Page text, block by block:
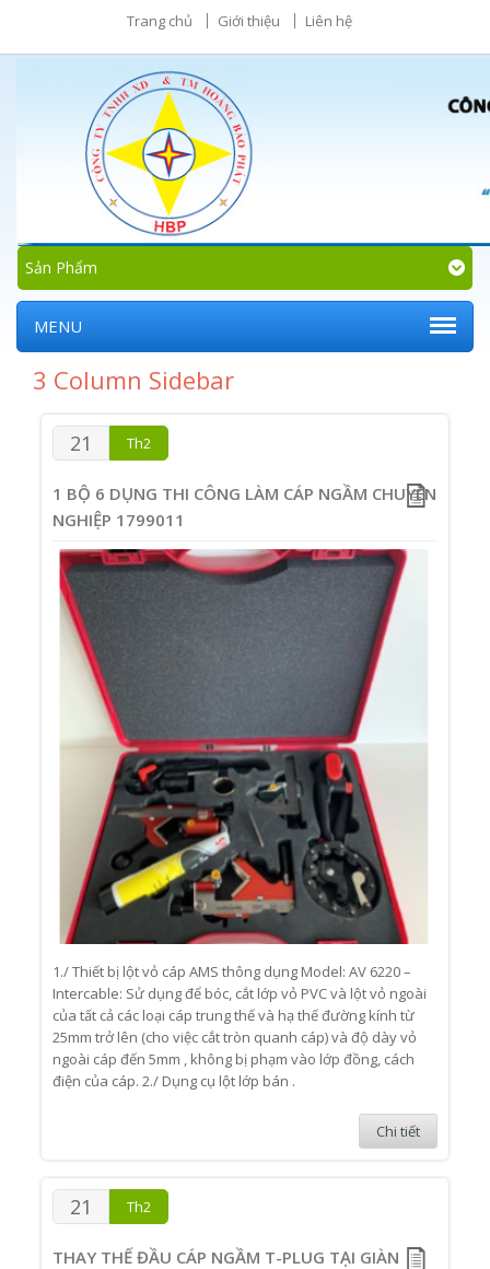
Trang chủ Giới thiệu Liên hệ
Sản Phẩm
MENU
3 Column Sidebar
21 Th2
1 BỘ 6 DỤNG THI CÔNG LÀM CÁP NGẦM CHUYÊN
NGHIỆP 1799011
1./ Thiết bị lột vỏ cáp AMS thông dụng Model: AV 6220 –
Intercable: Sử dụng để bóc, cắt lớp vỏ PVC và lột vỏ ngoài
của tất cả các loại cáp trung thế và hạ thế đường kính từ
25mm trở lên (cho việc cắt tròn quanh cáp) và độ dày vỏ
ngoài cáp đến 5mm , không bị phạm vào lớp đồng, cách
điện của cáp. 2./ Dụng cụ lột lớp bán .
Chi tiết
21 Th2
THAY THẾ ĐẦU CÁP NGẦM T-PLUG TẠI GIÀN